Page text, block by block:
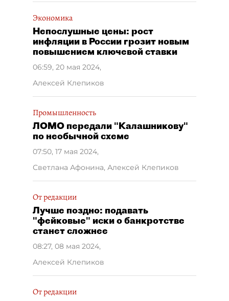
Экономика
Непослушные цены: рост
инфляции в России грозит новым
повышением ключевой ставки
06:59, 20 мая 2024,
Алексей Клепиков
Промышленность
ЛОМО передали "Калашникову"
по необычной схеме
07:50, 17 мая 2024,
Светлана Афонина, Алексей Клепиков
От редакции
Лучше поздно: подавать
"фейковые" иски о банкротстве
станет сложнее
08:27, 08 мая 2024,
Алексей Клепиков
От редакции